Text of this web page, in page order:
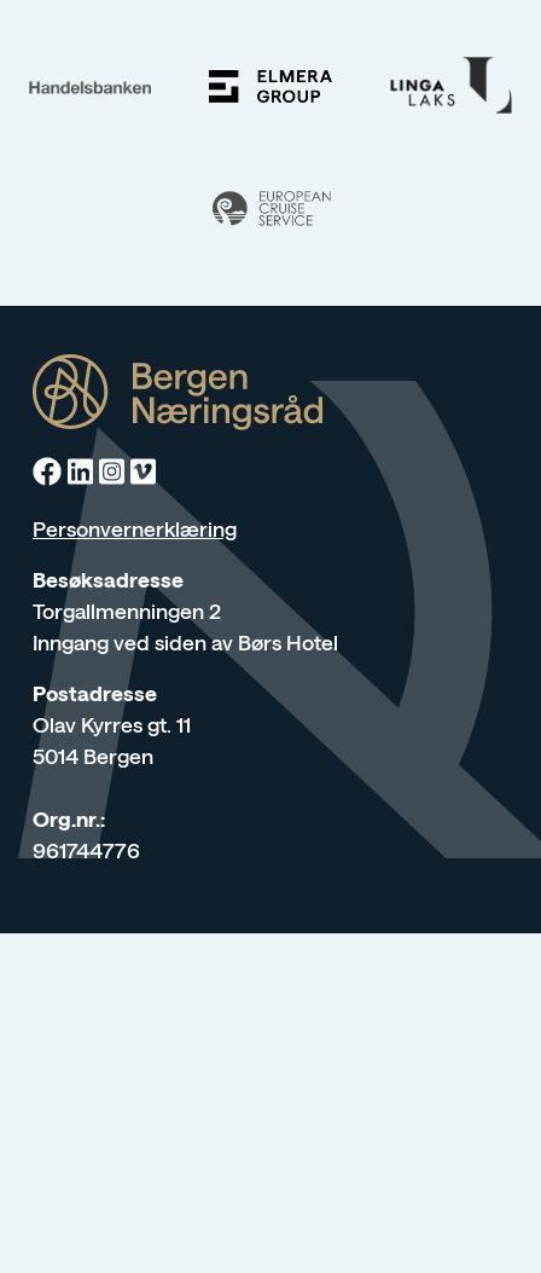
Facebook
Linkedin
Instagram
Vimeo
Personvernerklæring
Besøksadresse
Torgallmenningen 2
Inngang ved siden av Børs Hotel
Postadresse
Olav Kyrres gt. 11
5014 Bergen
Org.nr.:
961744776